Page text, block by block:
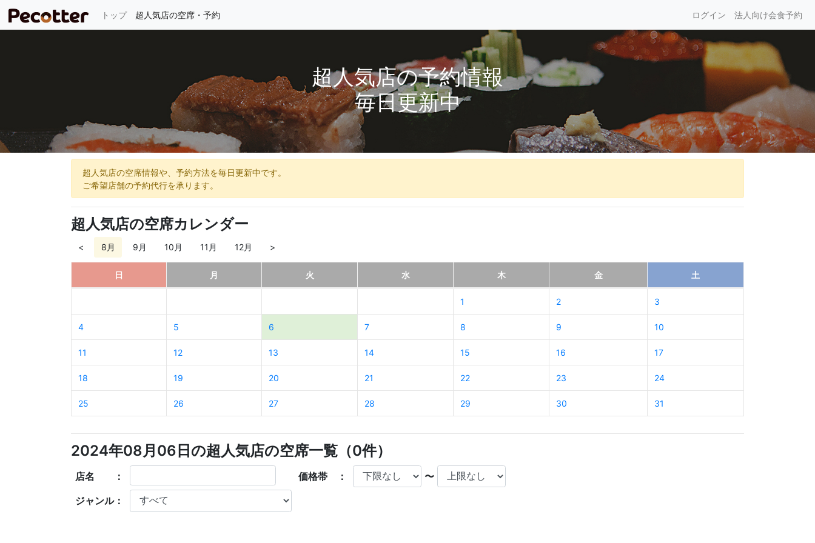
トップ(current)
超人気店の空席・予約 ログイン 法人向け会食予約
超人気店の予約情報
毎日更新中
超人気店の空席情報や、予約方法を毎日更新中です。
ご希望店舗の予約代行を承ります。
超人気店の空席カレンダー
< 8月 9月 10月 11月 12月 >
日 月 火 水 木 金 土
1 2 3
4 5 6 7 8 9 10
11 12 13 14 15 16 17
18 19 20 21 22 23 24
25 26 27 28 29 30 31
2024年08月06日の超人気店の空席一覧（0件）
店名 ： 価格帯 ： 〜
ジャンル：